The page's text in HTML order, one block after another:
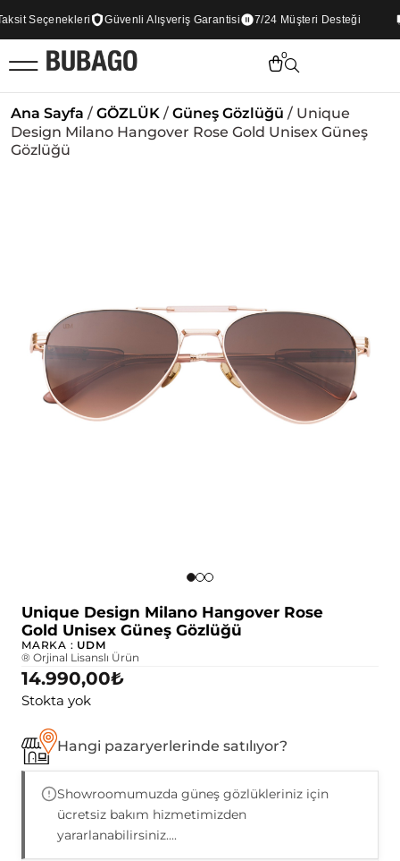
Seçenekleri Güvenli Alışveriş Garantisi 7/24 Müşteri Desteği
0
Ana Sayfa / GÖZLÜK / Güneş Gözlüğü / Unique
Design Milano Hangover Rose Gold Unisex Güneş
Gözlüğü
Unique Design Milano Hangover Rose
Gold Unisex Güneş Gözlüğü
MARKA : UDM
® Orjinal Lisanslı Ürün
14.990,00₺
Stokta yok
Hangi pazaryerlerinde satılıyor?
Showroomumuzda güneş gözlükleriniz için
ücretsiz bakım hizmetimizden
yararlanabilirsiniz....